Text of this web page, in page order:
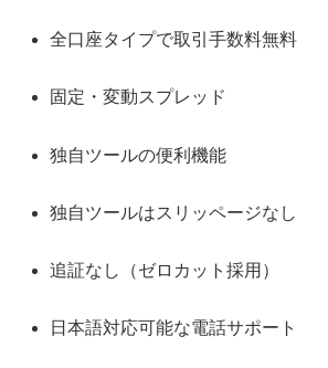
全口座タイプで取引手数料無料
固定・変動スプレッド
独自ツールの便利機能
独自ツールはスリッページなし
追証なし（ゼロカット採用）
日本語対応可能な電話サポート